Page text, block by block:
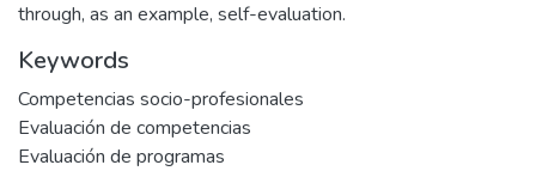
through, as an example, self-evaluation.
Keywords
Competencias socio-profesionales
Evaluación de competencias
Evaluación de programas